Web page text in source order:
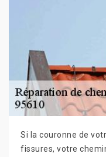
Si la couronne de
fissures, votre